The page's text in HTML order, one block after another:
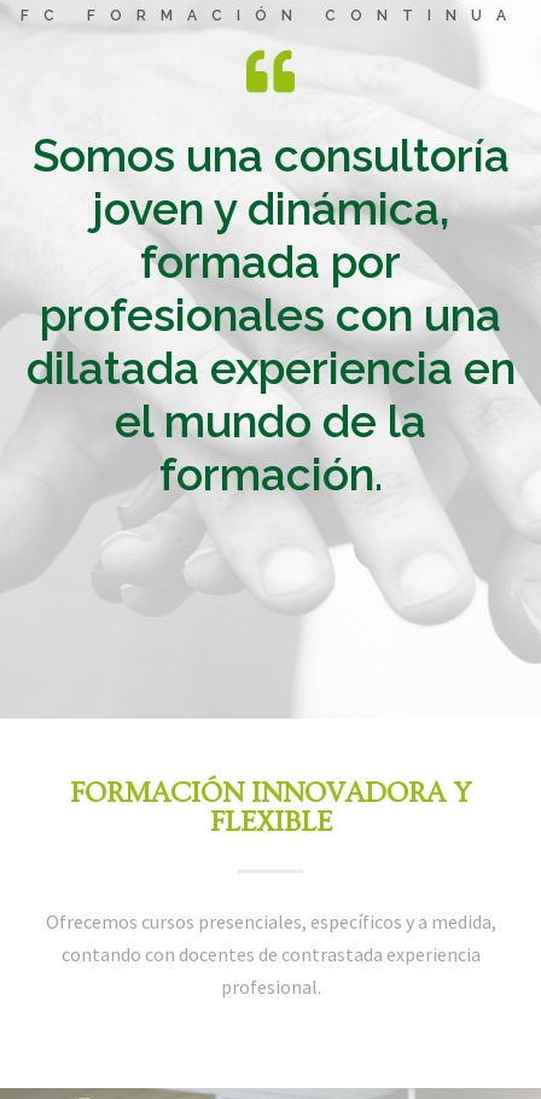
FC FORMACIÓN CONTINUA
Somos una consultoría
joven y dinámica,
formada por
profesionales con una
dilatada experiencia en
el mundo de la
formación.
FORMACIÓN INNOVADORA Y
FLEXIBLE
Ofrecemos cursos presenciales, específicos y a medida,
contando con docentes de contrastada experiencia
profesional.